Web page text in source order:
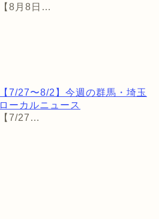
【8月8日…
【7/27〜8/2】今週の群馬・埼玉
ローカルニュース
【7/27…